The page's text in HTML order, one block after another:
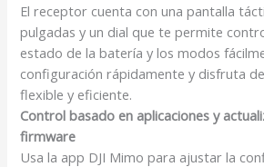
El receptor cuenta con una pantalla
pulgadas y un dial que te permite
estado de la batería y los modos
configuración rápidamente y disfruta
flexible y eficiente.
Control basado en aplicaciones y
firmware
Usa la app DJI Mimo para ajustar la